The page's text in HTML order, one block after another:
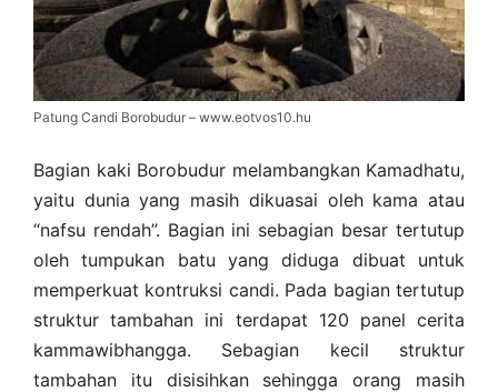
Patung Candi Borobudur – www.eotvos10.hu
Bagian kaki Borobudur melambangkan Kamadhatu,
yaitu dunia yang masih dikuasai oleh kama atau
“nafsu rendah”. Bagian ini sebagian besar tertutup
oleh tumpukan batu yang diduga dibuat untuk
memperkuat kontruksi candi. Pada bagian tertutup
struktur tambahan ini terdapat 120 panel cerita
kammawibhangga. Sebagian kecil struktur
tambahan itu disisihkan sehingga orang masih